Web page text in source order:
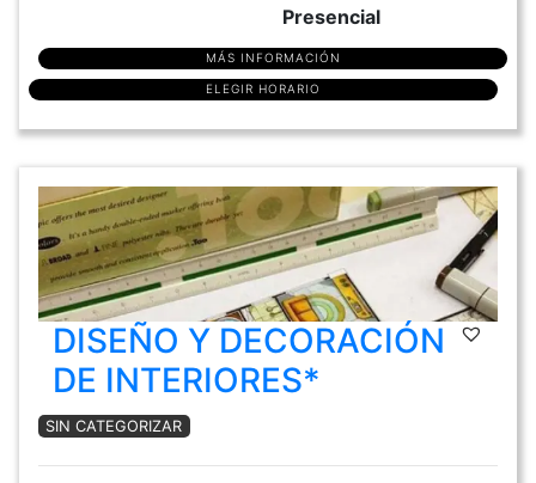
Presencial
MÁS INFORMACIÓN
ELEGIR HORARIO
DISEÑO Y DECORACIÓN
DE INTERIORES*
SIN CATEGORIZAR